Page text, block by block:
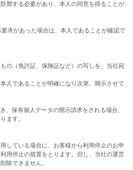
禦する必要があり、本人の同意を得ることが
求があった場合は、本人であることが確認で
の（免許証、保険証など）の写しを、当社宛
人であることが明確になり次第、開示させて
、保有個人データの開示請求をされる場合、
ます。
している場合に、お客様から利用停止のお申
用停止の措置をとります。但し、当社の運営
除できません。